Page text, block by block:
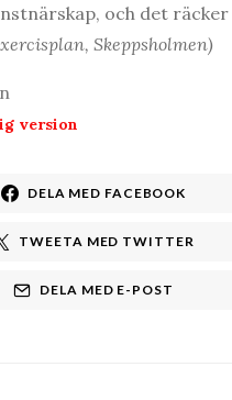
och det räcker
Skeppsholmen)
version
DELA MED FACEBOOK
TWEETA MED TWITTER
DELA MED E-POST